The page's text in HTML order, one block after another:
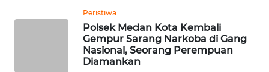
Peristiwa
Polsek Medan Kota Kembali
Gempur Sarang Narkoba di Gang
Nasional, Seorang Perempuan
Diamankan